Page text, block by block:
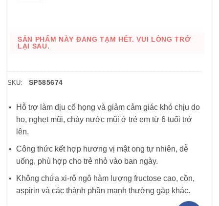
SẢN PHẨM NÀY ĐANG TẠM HẾT. VUI LÒNG TRỞ
LẠI SAU.
SKU: SP585674
Hỗ trợ làm dịu cổ họng và giảm cảm giác khó chịu do
ho, nghẹt mũi, chảy nước mũi ở trẻ em từ 6 tuổi trở
lên.
Công thức kết hợp hương vị mật ong tự nhiên, dễ
uống, phù hợp cho trẻ nhỏ vào ban ngày.
Không chứa xi-rô ngô hàm lượng fructose cao, cồn,
aspirin và các thành phần mạnh thường gặp khác.